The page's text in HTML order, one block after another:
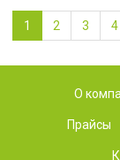
1 2 3 4
О
Прайсы